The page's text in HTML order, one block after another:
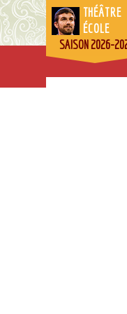
THÉÂTRE
ÉCOLE
SAISON 2026-